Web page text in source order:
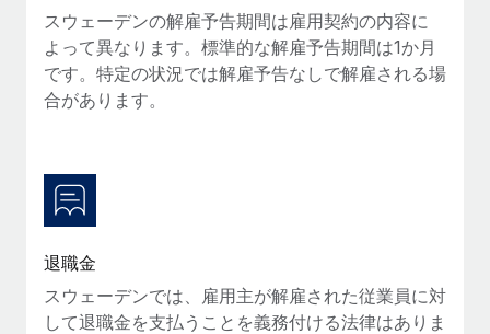
福利厚生
従業員の福利厚生を簡単に管理
ブログ
Remoteの製品アップデート：GustoとXeroの統合お
Remoteの使命は、世界のどこにいても、あらゆる規模の企業が
業務に最適な人材を採用し、管理し、給与を支給できるようにす
ることです。この数週間で、新しい統合、機能、改良点をリリー
スしました。...
詳細を見る
スウェーデンの解雇予告期間は雇用契約の内容に
よって異なります。標準的な解雇予告期間は1か月
です。特定の状況では解雇予告なしで解雇される場
合があります。
退職金
スウェーデンでは、雇用主が解雇された従業員に対
して退職金を支払うことを義務付ける法律はありま